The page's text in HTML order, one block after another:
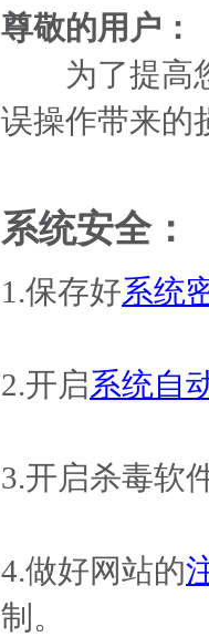
尊敬的用户：
为了提高您
误操作带来的
系统安全：
1.保存好系统
2.开启系统自
3.开启杀毒软
4.做好网站的
制。